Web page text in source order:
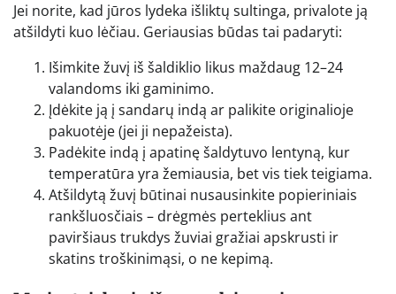
Jei norite, kad jūros lydeka išliktų sultinga, privalote ją
atšildyti kuo lėčiau. Geriausias būdas tai padaryti:
Išimkite žuvį iš šaldiklio likus maždaug 12–24
valandoms iki gaminimo.
Įdėkite ją į sandarų indą ar palikite originalioje
pakuotėje (jei ji nepažeista).
Padėkite indą į apatinę šaldytuvo lentyną, kur
temperatūra yra žemiausia, bet vis tiek teigiama.
Atšildytą žuvį būtinai nusausinkite popieriniais
rankšluosčiais – drėgmės perteklius ant
paviršiaus trukdys žuviai gražiai apskrusti ir
skatins troškinimąsi, o ne kepimą.